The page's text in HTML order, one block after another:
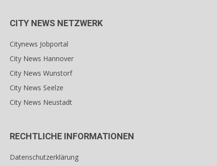
CITY NEWS NETZWERK
Citynews Jobportal
City News Hannover
City News Wunstorf
City News Seelze
City News Neustadt
RECHTLICHE INFORMATIONEN
Datenschutzerklärung